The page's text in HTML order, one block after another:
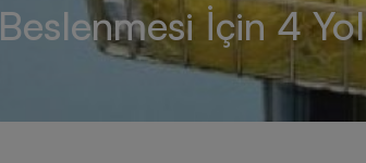
Beslenmesi İçin 4 Yol